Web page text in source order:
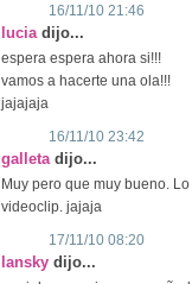
16/11/10 21:46
lucia dijo...
espera espera ahora si!!!
vamos a hacerte una ola!!!
jajajaja
16/11/10 23:42
galleta dijo...
Muy pero que muy bueno.
videoclip. jajaja
17/11/10 08:20
lansky dijo...